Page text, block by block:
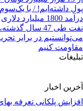
تبلیغات
آخرین اخبار
افزایش پلکانی تعرفه